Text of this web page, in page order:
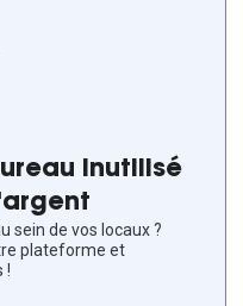
inutilisé
sein de vos locaux ?
plateforme et
!